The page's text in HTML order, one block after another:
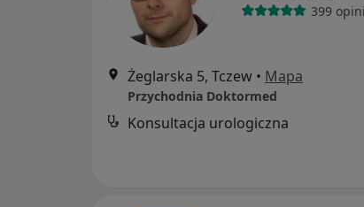
399
Żeglarska 5, Tczew • Mapa
Przychodnia Doktormed
Konsultacja urologiczna